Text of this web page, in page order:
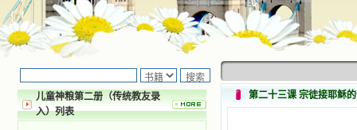
儿童神粮第二册（传统教友录
入）列表
第二十三课 宗徒接耶稣